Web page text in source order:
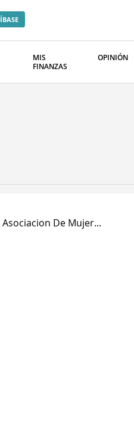
MIS
FINANZAS
OPINIÓN
Asociacion De Mujer...